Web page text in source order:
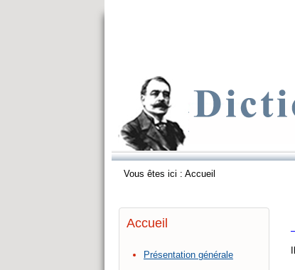
Vous êtes ici : Accueil
Accueil
Présentation générale